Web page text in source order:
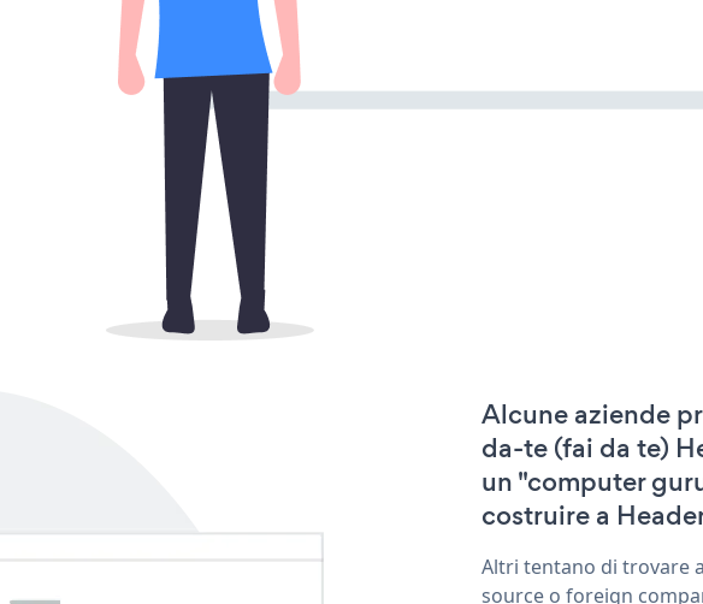
Alcune aziende
da-te (fai da te)
un "computer
costruire a
Altri tentano di trovare
source o foreign